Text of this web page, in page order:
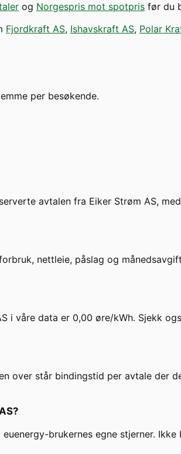
og Norgespris mot spotpris før du
Fjordkraft AS, Ishavskraft AS, Polar
per besøkende.
avtalen fra Eiker Strøm AS,
nettleie, påslag og
i våre data er 0,00 øre/kWh. Sjekk
over står bindingstid per avtale
?
brukernes egne stjerner.